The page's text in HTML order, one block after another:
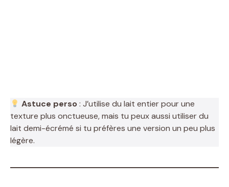
Astuce perso: J’utilise du lait entier pour une
texture plus onctueuse, mais tu peux aussi utiliser du
lait demi-écrémé si tu préfères une version un peu plus
légère.